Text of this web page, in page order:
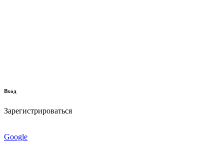
Вход
Зарегистрироваться
Google